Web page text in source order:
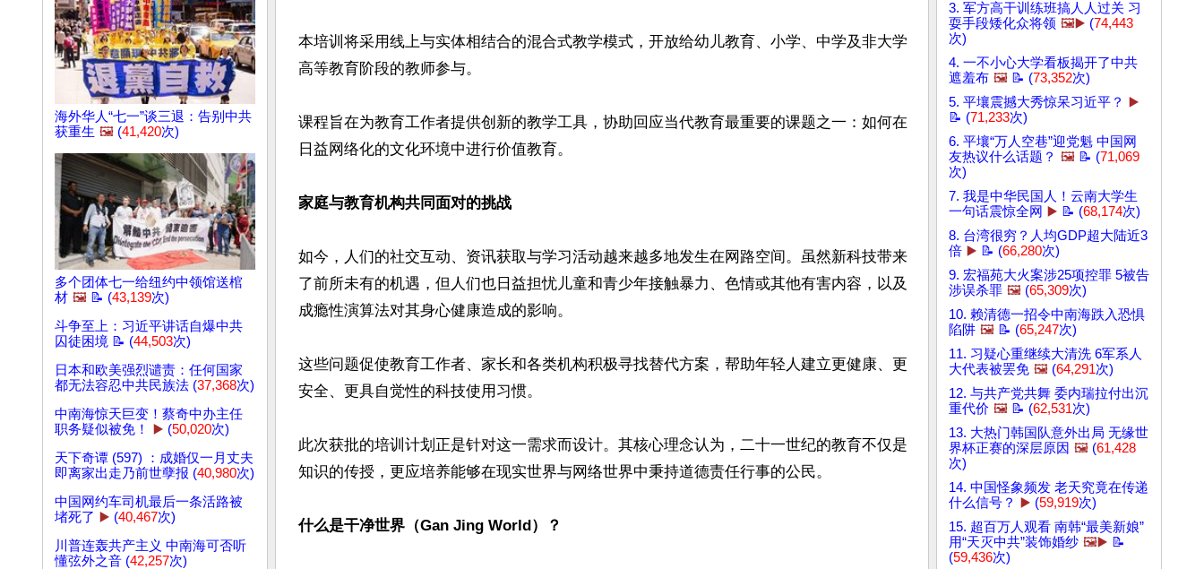
海外华人“七一”谈三退：告别中共
获重生 🖼️ (41,420次)
多个团体七一给纽约中领馆送棺
材 🖼️ 📝 (43,139次)
斗争至上：习近平讲话自爆中共
囚徒困境 📝 (44,503次)
日本和欧美强烈谴责：任何国家
都无法容忍中共民族法 (37,368次)
中南海惊天巨变！蔡奇中办主任
职务疑似被免！
▶️ (50,020次)
天下奇谭 (597) ：成婚仅一月丈夫
即离家出走乃前世孽报 (40,980次)
中国网约车司机最后一条活路被
堵死了 ▶️ (40,467次)
川普连轰共产主义 中南海可否听
懂弦外之音 (42,257次)
本培训将采用线上与实体相结合的混合式教学模式，开放给幼儿教育、小学、中学及非大学
高等教育阶段的教师参与。
课程旨在为教育工作者提供创新的教学工具，协助回应当代教育最重要的课题之一：如何在
日益网络化的文化环境中进行价值教育。
家庭与教育机构共同面对的挑战
如今，人们的社交互动、资讯获取与学习活动越来越多地发生在网路空间。虽然新科技带来
了前所未有的机遇，但人们也日益担忧儿童和青少年接触暴力、色情或其他有害内容，以及
成瘾性演算法对其身心健康造成的影响。
这些问题促使教育工作者、家长和各类机构积极寻找替代方案，帮助年轻人建立更健康、更
安全、更具自觉性的科技使用习惯。
此次获批的培训计划正是针对这一需求而设计。其核心理念认为，二十一世纪的教育不仅是
知识的传授，更应培养能够在现实世界与网络世界中秉持道德责任行事的公民。
什么是干净世界（Gan Jing World）？
3. 军方高干训练班搞人人过关 习
耍手段矮化众将领 🖼️▶️ (74,443
次)
4. 一不小心大学看板揭开了中共
遮羞布 🖼️ 📝 (73,352次)
5. 平壤震撼大秀惊呆习近平？
▶️
📝 (71,233次)
6. 平壤“万人空巷”迎党魁 中国网
友热议什么话题？ 🖼️ 📝 (71,069
次)
7. 我是中华民国人！云南大学生
一句话震惊全网 ▶️ 📝 (68,174次)
8. 台湾很穷？人均GDP超大陆近3
倍 ▶️ 📝 (66,280次)
9. 宏福苑大火案涉25项控罪 5被告
涉误杀罪 🖼️ (65,309次)
10. 赖清德一招令中南海跌入恐惧
陷阱 🖼️ 📝 (65,247次)
11. 习疑心重继续大清洗 6军系人
大代表被罢免 🖼️ (64,291次)
12. 与共产党共舞 委内瑞拉付出沉
重代价 🖼️ 📝 (62,531次)
13. 大热门韩国队意外出局 无缘世
界杯正赛的深层原因 🖼️ (61,428
次)
14. 中国怪象频发 老天究竟在传递
什么信号？
▶️ (59,919次)
15. 超百万人观看 南韩“最美新娘”
用“天灭中共”装饰婚纱 🖼️▶️ 📝
(59,436次)